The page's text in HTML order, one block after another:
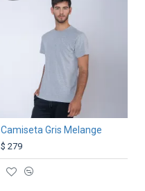
Camiseta Gris Melange
$ 279